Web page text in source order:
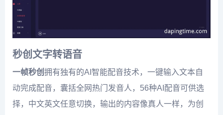
秒创文字转语音
一帧秒创 拥有独有的AI智能配音技术，一键输入文本自
动完成配音，囊括全网热门发音人，56种AI配音可供选
择，中文英文任意切换，输出的内容像真人一样，为创